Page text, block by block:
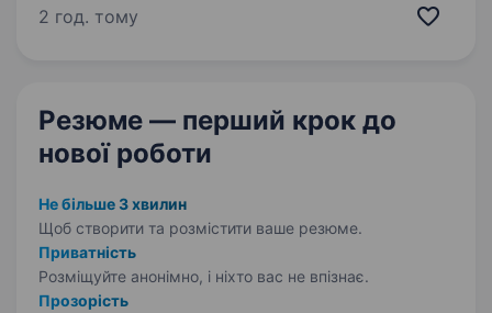
створений на базі добровольців у січні 2023
2 год. тому
Резюме — перший крок до
нової роботи
Не більше 3 хвилин
Щоб створити та розмістити ваше резюме.
Приватність
Розміщуйте анонімно, і ніхто вас не впізнає.
Прозорість